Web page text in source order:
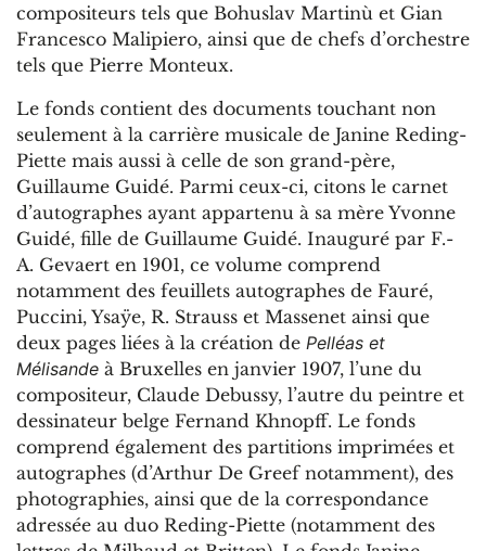
compositeurs tels que Bohuslav Martinù et Gian
Francesco Malipiero, ainsi que de chefs d’orchestre
tels que Pierre Monteux.
Le fonds contient des documents touchant non
seulement à la carrière musicale de Janine Reding-
Piette mais aussi à celle de son grand-père,
Guillaume Guidé. Parmi ceux-ci, citons le carnet
d’autographes ayant appartenu à sa mère Yvonne
Guidé, fille de Guillaume Guidé. Inauguré par F.-
A. Gevaert en 1901, ce volume comprend
notamment des feuillets autographes de Fauré,
Puccini, Ysaÿe, R. Strauss et Massenet ainsi que
deux pages liées à la création de Pelléas et
Mélisande à Bruxelles en janvier 1907, l’une du
compositeur, Claude Debussy, l’autre du peintre et
dessinateur belge Fernand Khnopff. Le fonds
comprend également des partitions imprimées et
autographes (d’Arthur De Greef notamment), des
photographies, ainsi que de la correspondance
adressée au duo Reding-Piette (notamment des